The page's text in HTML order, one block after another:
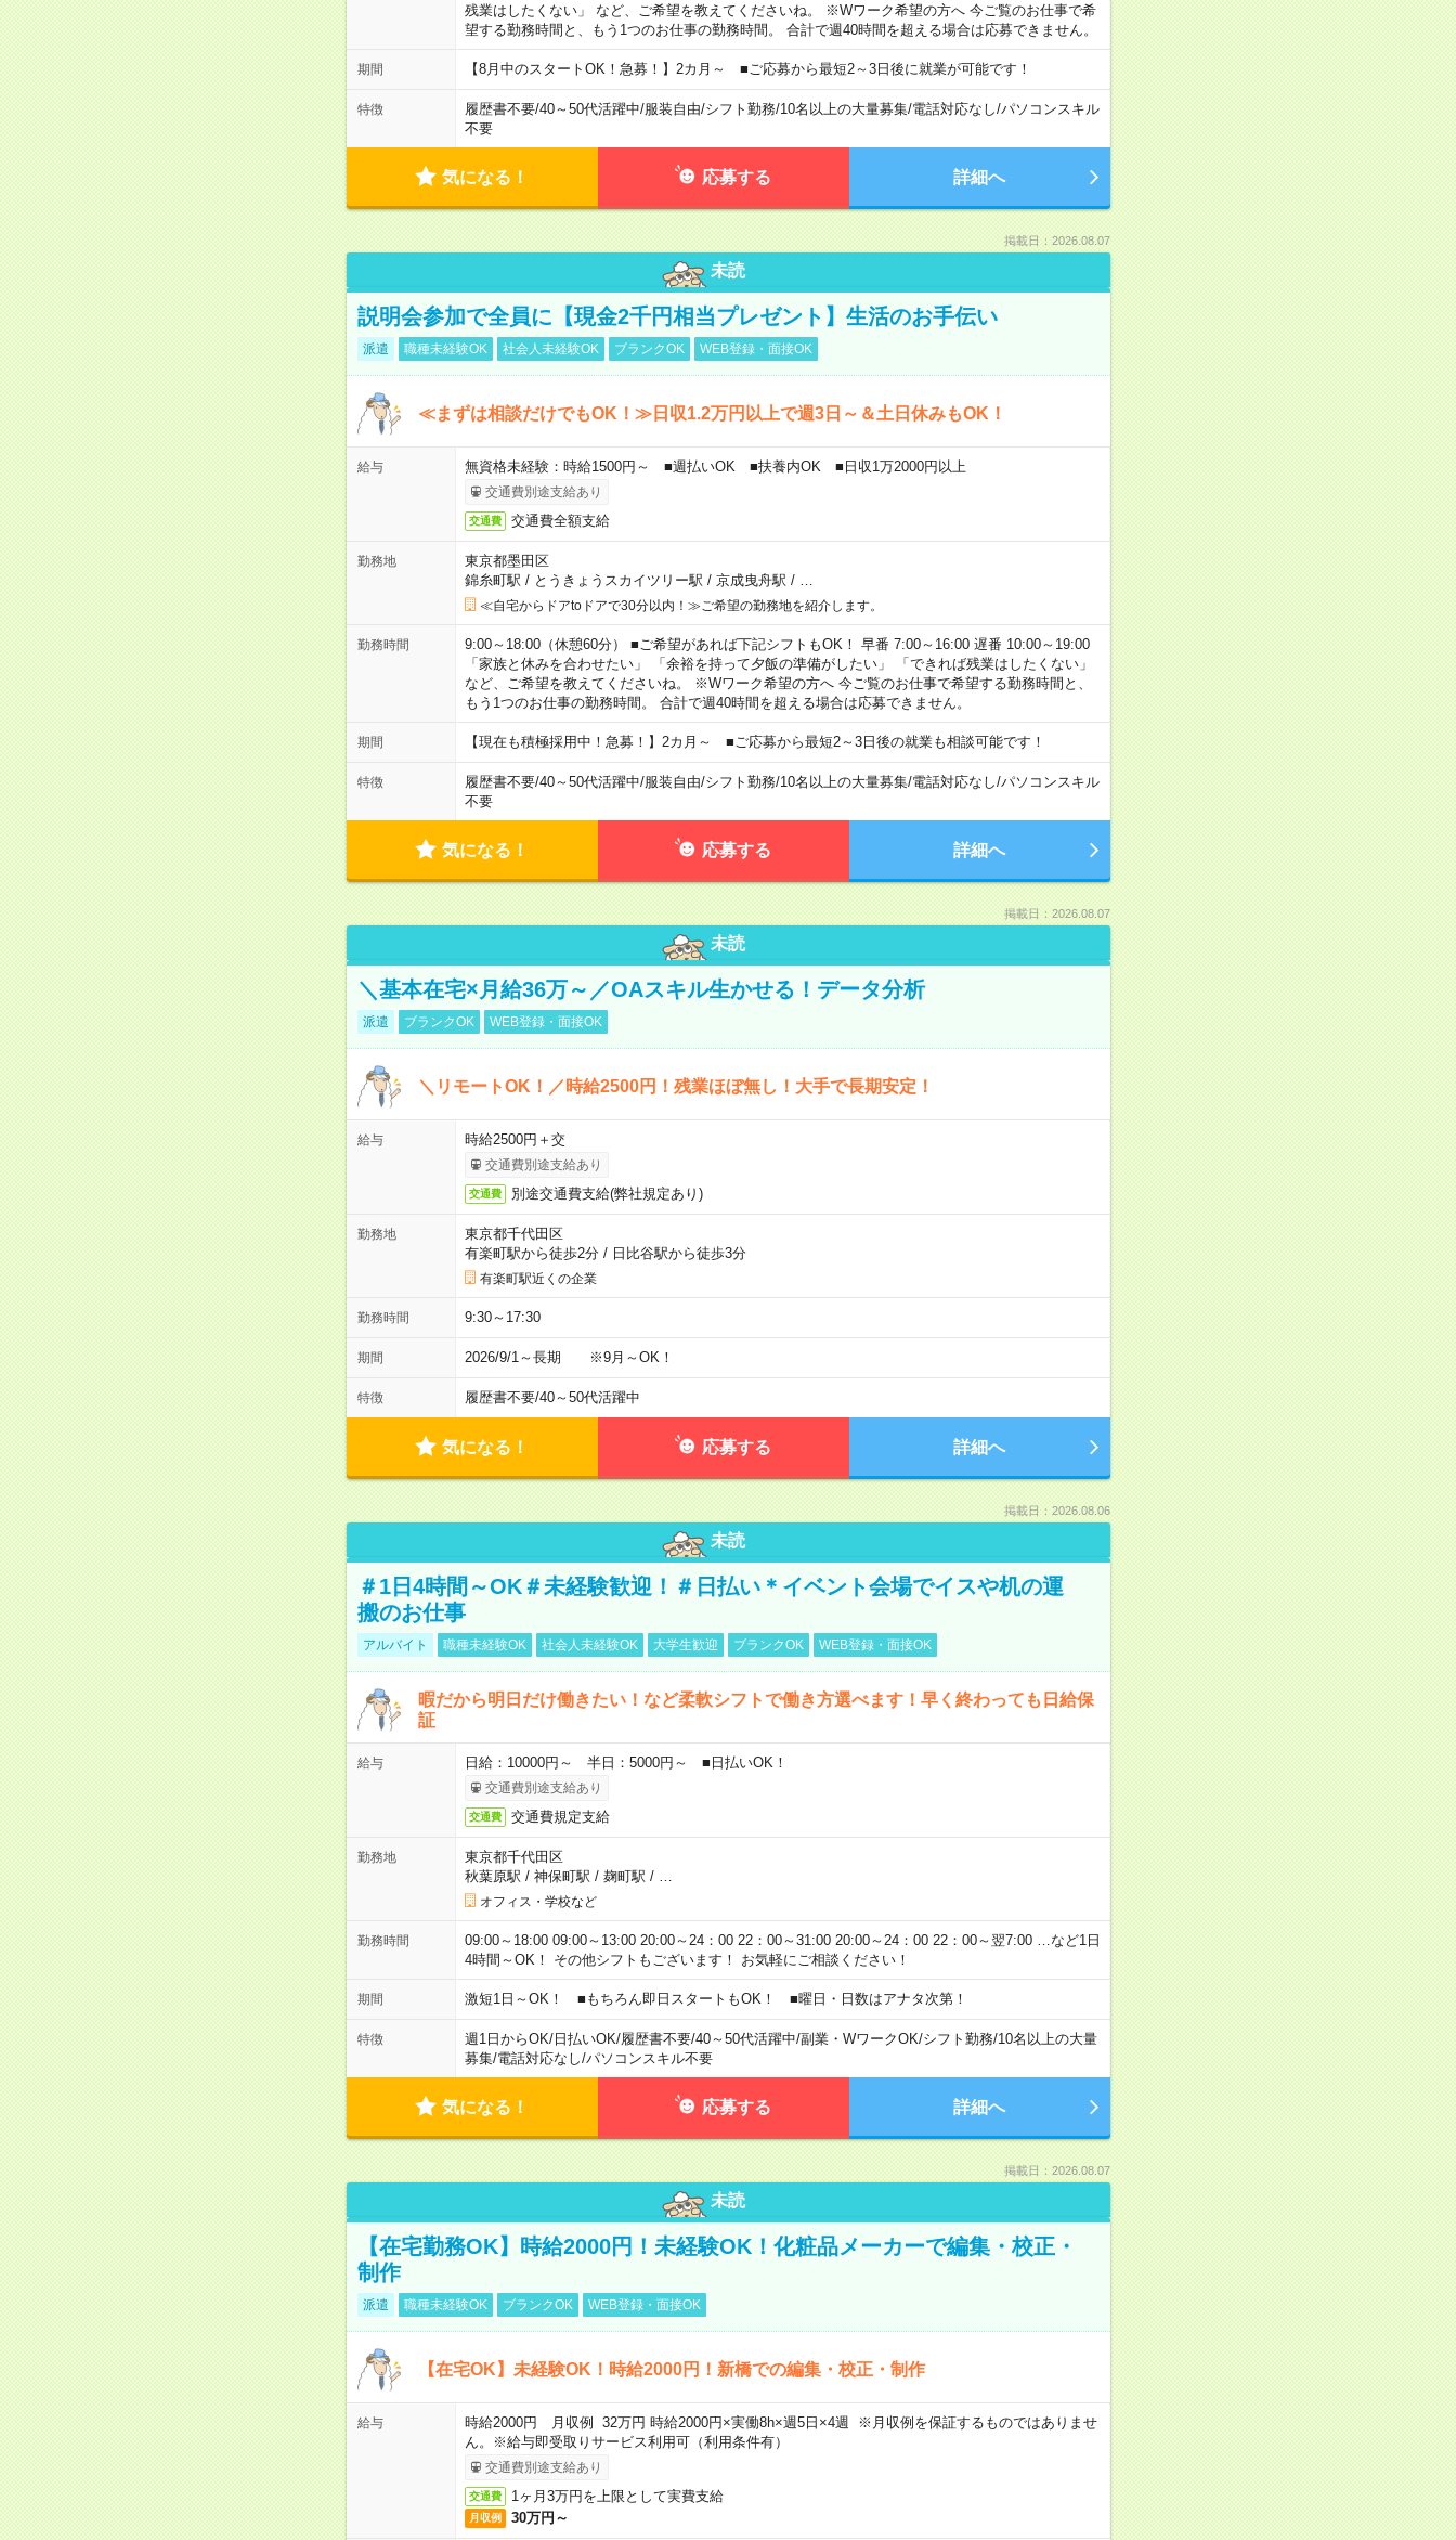
残業はしたくない」 など、ご希望を教えてくださいね。 ※Wワーク希望の方へ 今ご覧のお仕事で希
望する勤務時間と、もう1つのお仕事の勤務時間。 合計で週40時間を超える場合は応募できません。
期間 【8月中のスタートOK！急募！】2カ月～ ■ご応募から最短2～3日後に就業が可能です！
特徴 履歴書不要/40～50代活躍中/服装自由/シフト勤務/10名以上の大量募集/電話対応なし/パソコンスキル
不要
気になる！ 応募する 詳細へ
掲載日：2026.08.07
未読
説明会参加で全員に【現金2千円相当プレゼント】生活のお手伝い
派遣 職種未経験OK 社会人未経験OK ブランクOK WEB登録・面接OK
≪まずは相談だけでもOK！≫日収1.2万円以上で週3日～＆土日休みもOK！
給与 無資格未経験：時給1500円～ ■週払いOK ■扶養内OK ■日収1万2000円以上
交通費別途支給あり
交通費 交通費全額支給
勤務地
東京都墨田区
錦糸町駅 / とうきょうスカイツリー駅 / 京成曳舟駅 /
≪自宅からドアtoドアで30分以内！≫ご希望の勤務地を紹介します。
勤務時間
9:00～18:00（休憩60分） ■ご希望があれば下記シフトもOK！ 早番 7:00～16:00 遅番 10:00～19:00
「家族と休みを合わせたい」 「余裕を持って夕飯の準備がしたい」 「できれば残業はしたくない」
など、ご希望を教えてくださいね。 ※Wワーク希望の方へ 今ご覧のお仕事で希望する勤務時間と、
もう1つのお仕事の勤務時間。 合計で週40時間を超える場合は応募できません。
期間 【現在も積極採用中！急募！】2カ月～ ■ご応募から最短2～3日後の就業も相談可能です！
特徴 履歴書不要/40～50代活躍中/服装自由/シフト勤務/10名以上の大量募集/電話対応なし/パソコンスキル
不要
気になる！ 応募する 詳細へ
掲載日：2026.08.07
未読
＼基本在宅×月給36万～／OAスキル生かせる！データ分析
派遣 ブランクOK WEB登録・面接OK
＼リモートOK！／時給2500円！残業ほぼ無し！大手で長期安定！
給与 時給2500円＋交
交通費別途支給あり
交通費 別途交通費支給(弊社規定あり)
勤務地
東京都千代田区
有楽町駅から徒歩2分/ 日比谷駅から徒歩3分
有楽町駅近くの企業
勤務時間 9:30～17:30
期間 2026/9/1～長期 ※9月～OK！
特徴 履歴書不要/40～50代活躍中
気になる！ 応募する 詳細へ
掲載日：2026.08.06
未読
＃1日4時間～OK＃未経験歓迎！＃日払い＊イベント会場でイスや机の運
搬のお仕事
アルバイト 職種未経験OK 社会人未経験OK 大学生歓迎 ブランクOK WEB登録・面接OK
暇だから明日だけ働きたい！など柔軟シフトで働き方選べます！早く終わっても日給保
証
給与 日給：10000円～ 半日：5000円～ ■日払いOK！
交通費別途支給あり
交通費 交通費規定支給
勤務地
東京都千代田区
秋葉原駅 / 神保町駅 / 麹町駅 /
オフィス・学校など
勤務時間
09:00～18:00 09:00～13:00 20:00～24：00 22：00～31:00 20:00～24：00 22：00～翌7:00 …など1日
4時間～OK！ その他シフトもございます！ お気軽にご相談ください！
期間 激短1日～OK！ ■もちろん即日スタートもOK！ ■曜日・日数はアナタ次第！
特徴 週1日からOK/日払いOK/履歴書不要/40～50代活躍中/副業・WワークOK/シフト勤務/10名以上の大量
募集/電話対応なし/パソコンスキル不要
気になる！ 応募する 詳細へ
掲載日：2026.08.07
未読
【在宅勤務OK】時給2000円！未経験OK！化粧品メーカーで編集・校正・
制作
派遣 職種未経験OK ブランクOK WEB登録・面接OK
【在宅OK】未経験OK！時給2000円！新橋での編集・校正・制作
給与
時給2000円 月収例 32万円 時給2000円×実働8h×週5日×4週 ※月収例を保証するものではありませ
ん。※給与即受取りサービス利用可（利用条件有）
交通費別途支給あり
交通費 1ヶ月3万円を上限として実費支給
月収例 30万円～